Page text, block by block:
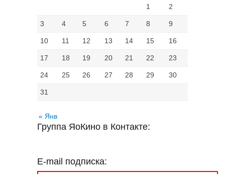
1 2
3 4 5 6 7 8 9
10 11 12 13 14 15 16
17 18 19 20 21 22 23
24 25 26 27 28 29 30
31
« Янв
Группа ЯоКино в Контакте:
E-mail подписка: